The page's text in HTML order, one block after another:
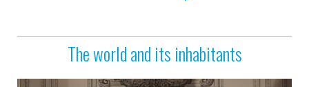
The world and its inhabitants